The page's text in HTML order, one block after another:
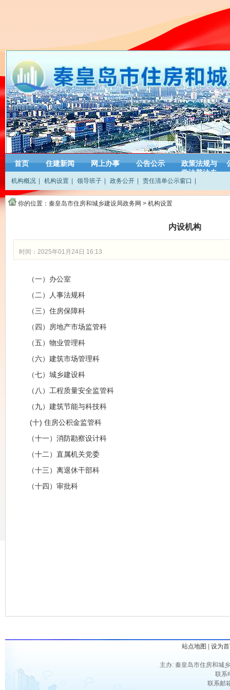
首页 住建新闻 网上办事 公告公示
政策法规与
学法普法专
栏
机构概况 机构设置 领导班子 政务公开 责任清单公示窗口
你的位置： 秦皇岛市住房和城乡建设局政务网 > 机构设置
内设机构
时间：2025年01月24日 16:13
（一）办公室
（二）人事法规科
（三）住房保障科
（四）房地产市场监管科
（五）物业管理科
（六）建筑市场管理科
（七）城乡建设科
（八）工程质量安全监管科
（九）建筑节能与科技科
(十) 住房公积金监管科
（十一）消防勘察设计科
（十二）直属机关党委
（十三）离退休干部科
（十四）审批科
站点地图 设为
主办: 秦皇岛市住房和城
联系
联系邮